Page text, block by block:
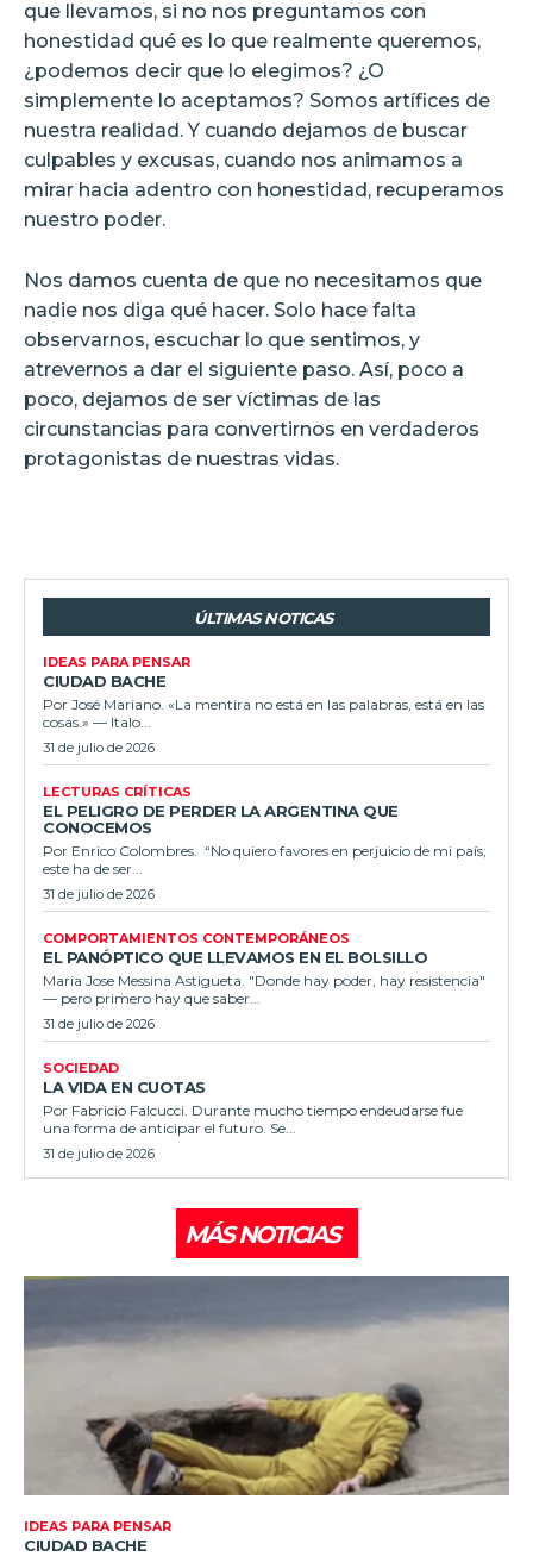
que llevamos, si no nos preguntamos con
honestidad qué es lo que realmente queremos,
¿podemos decir que lo elegimos? ¿O
simplemente lo aceptamos? Somos artífices de
nuestra realidad. Y cuando dejamos de buscar
culpables y excusas, cuando nos animamos a
mirar hacia adentro con honestidad, recuperamos
nuestro poder.
Nos damos cuenta de que no necesitamos que
nadie nos diga qué hacer. Solo hace falta
observarnos, escuchar lo que sentimos, y
atrevernos a dar el siguiente paso. Así, poco a
poco, dejamos de ser víctimas de las
circunstancias para convertirnos en verdaderos
protagonistas de nuestras vidas.
ÚLTIMAS NOTICAS
IDEAS PARA PENSAR
CIUDAD BACHE
Por José Mariano. «La mentira no está en las palabras, está en las
cosas.» — Italo...
31 de julio de 2026
LECTURAS CRÍTICAS
EL PELIGRO DE PERDER LA ARGENTINA QUE
CONOCEMOS
Por Enrico Colombres. “No quiero favores en perjuicio de mi país;
este ha de ser...
31 de julio de 2026
COMPORTAMIENTOS CONTEMPORÁNEOS
EL PANÓPTICO QUE LLEVAMOS EN EL BOLSILLO
Maria Jose Messina Astigueta. "Donde hay poder, hay resistencia"
— pero primero hay que saber...
31 de julio de 2026
SOCIEDAD
LA VIDA EN CUOTAS
Por Fabricio Falcucci. Durante mucho tiempo endeudarse fue
una forma de anticipar el futuro. Se...
31 de julio de 2026
MÁS NOTICIAS
IDEAS PARA PENSAR
CIUDAD BACHE